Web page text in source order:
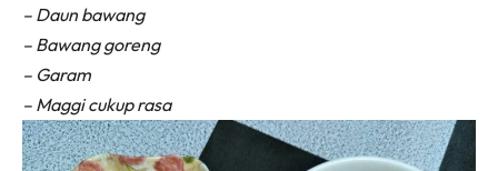
– Daun bawang
– Bawang goreng
– Garam
– Maggi cukup rasa